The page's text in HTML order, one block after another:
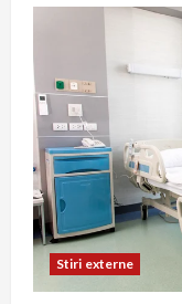
Stiri externe